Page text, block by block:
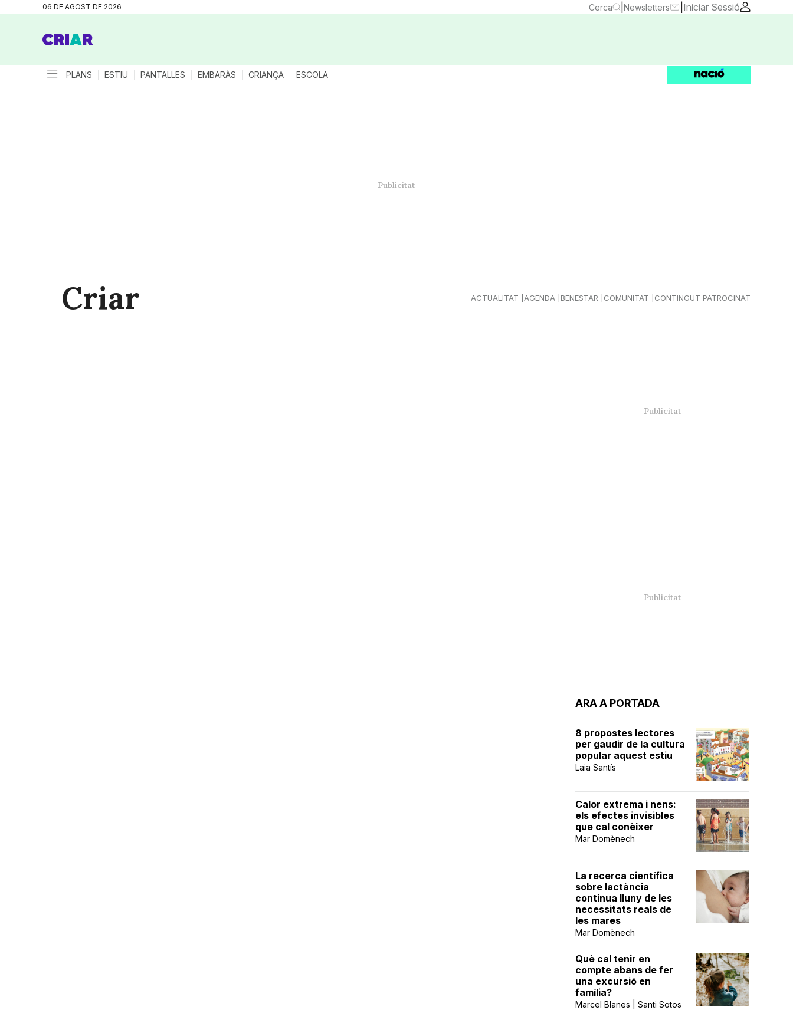
06 DE AGOST DE 2026 Cerca Newsletters Iniciar Sessió
PLANS ESTIU PANTALLES EMBARÀS CRIANÇA ESCOLA
Criar ACTUALITAT AGENDA BENESTAR COMUNITAT CONTINGUT PATROCINAT
ARA A PORTADA
8 propostes lectores
per gaudir de la cultura
popular aquest estiu
Laia Santís
Calor extrema i nens:
els efectes invisibles
que cal conèixer
Mar Domènech
La recerca científica
sobre lactància
continua lluny de les
necessitats reals de
les mares
Mar Domènech
Què cal tenir en
compte abans de fer
una excursió en
família?
Marcel Blanes | Santi Sotos